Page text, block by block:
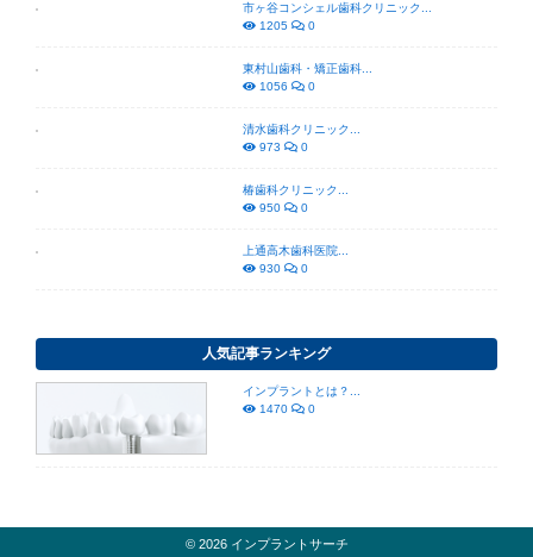
市ヶ谷コンシェル歯科クリニック...
1205
0
東村山歯科・矯正歯科...
1056
0
清水歯科クリニック...
973
0
椿歯科クリニック...
950
0
上通高木歯科医院...
930
0
人気記事ランキング
インプラントとは？...
1470
0
© 2026 インプラントサーチ